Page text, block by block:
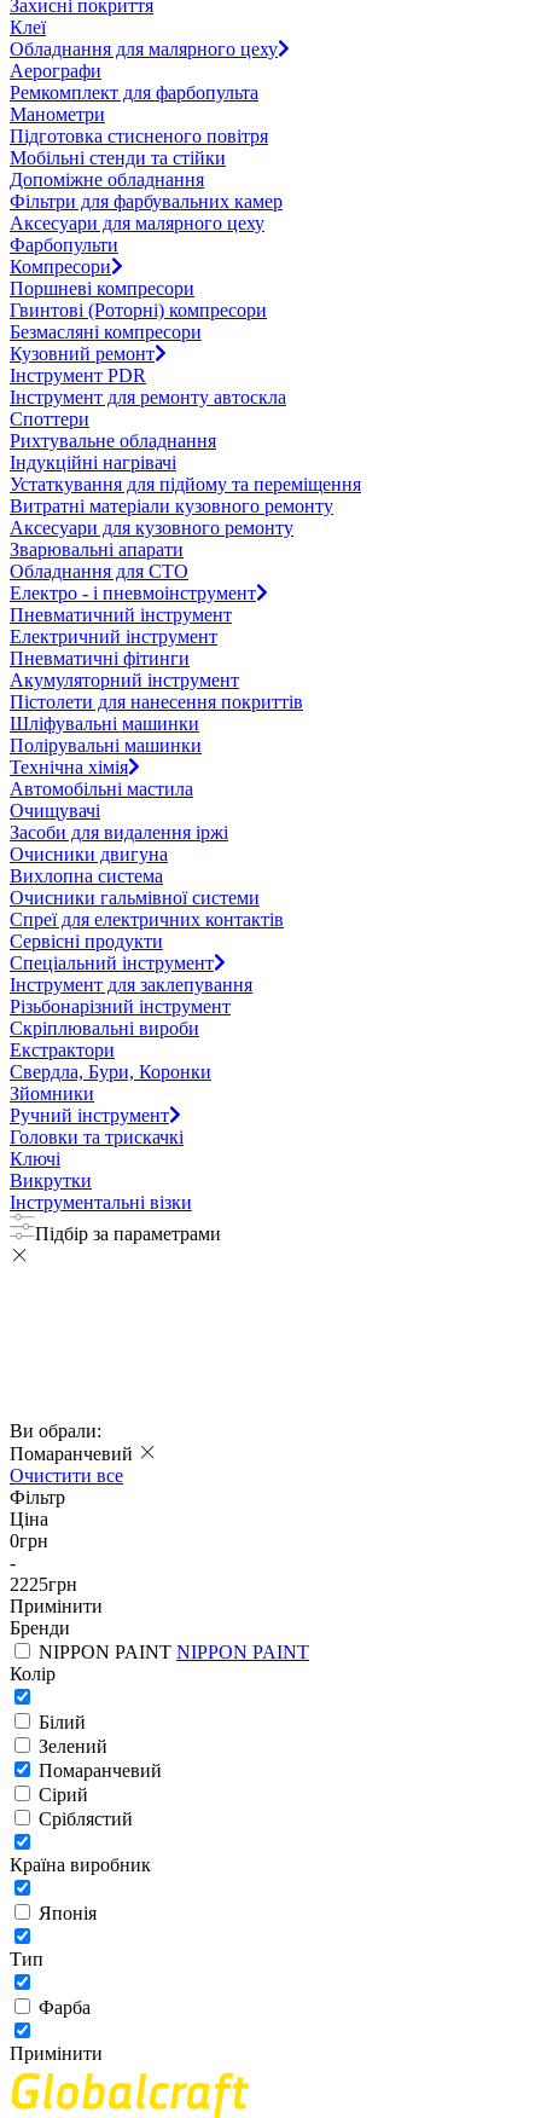
Захисні покриття
Клеї
Обладнання для малярного цеху
Аерографи
Ремкомплект для фарбопульта
Манометри
Підготовка стисненого повітря
Мобільні стенди та стійки
Допоміжне обладнання
Фільтри для фарбувальних камер
Аксесуари для малярного цеху
Фарбопульти
Компресори
Поршневі компресори
Гвинтові (Роторні) компресори
Безмасляні компресори
Кузовний ремонт
Інструмент PDR
Інструмент для ремонту автоскла
Споттери
Рихтувальне обладнання
Індукційні нагрівачі
Устаткування для підйому та переміщення
Витратні матеріали кузовного ремонту
Аксесуари для кузовного ремонту
Зварювальні апарати
Обладнання для СТО
Електро - і пневмоінструмент
Пневматичний інструмент
Електричний інструмент
Пневматичні фітинги
Акумуляторний інструмент
Пістолети для нанесення покриттів
Шліфувальні машинки
Полірувальні машинки
Технічна хімія
Автомобільні мастила
Очищувачі
Засоби для видалення іржі
Очисники двигуна
Вихлопна система
Очисники гальмівної системи
Спреї для електричних контактів
Сервісні продукти
Спеціальний інструмент
Інструмент для заклепування
Різьбонарізний інструмент
Скріплювальні вироби
Екстрактори
Свердла, Бури, Коронки
Зйомники
Ручний інструмент
Головки та трискачкі
Ключі
Викрутки
Інструментальні візки
Підбір за параметрами
Ви обрали:
Помаранчевий
Очистити все
Фільтр
Ціна
0грн
-
2225грн
Примінити
Бренди
NIPPON PAINT NIPPON PAINT
Колір
Білий
Зелений
Помаранчевий
Сірий
Сріблястий
Країна виробник
Японія
Тип
Фарба
Примінити